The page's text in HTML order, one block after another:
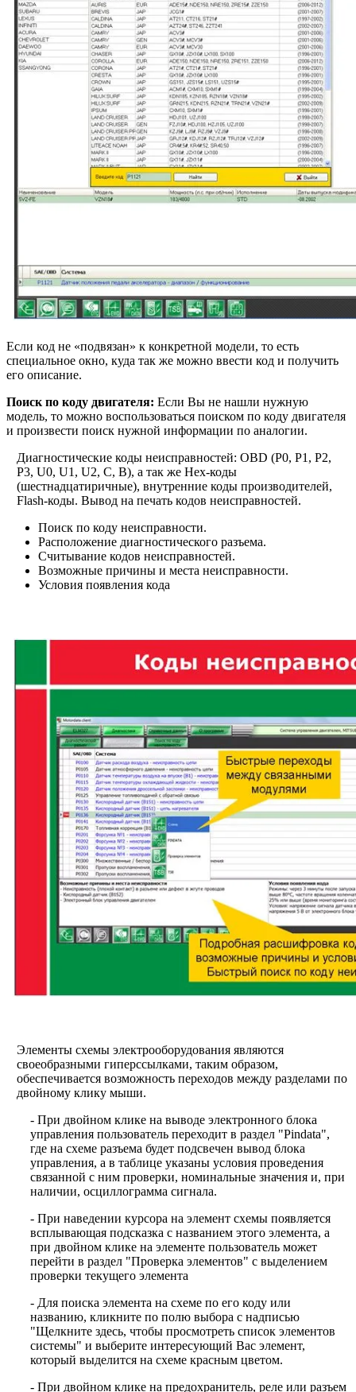
Если код не «подвязан» к конкретной модели, то есть
специальное окно, куда так же можно ввести код и получить
его описание.
Поиск по коду двигателя: Если Вы не нашли нужную
модель, то можно воспользоваться поиском по коду двигателя
и произвести поиск нужной информации по аналогии.
Диагностические коды неисправностей: OBD (P0, P1, P2,
P3, U0, U1, U2, C, B), а так же Hex-коды
(шестнадцатиричные), внутренние коды производителей,
Flash-коды. Вывод на печать кодов неисправностей.
Поиск по коду неисправности.
Расположение диагностического разъема.
Считывание кодов неисправностей.
Возможные причины и места неисправности.
Условия появления кода
Элементы схемы электрооборудования являются
своеобразными гиперссылками, таким образом,
обеспечивается возможность переходов между разделами по
двойному клику мыши.
- При двойном клике на выводе электронного блока
управления пользователь переходит в раздел "Pindata",
где на схеме разъема будет подсвечен вывод блока
управления, а в таблице указаны условия проведения
связанной с ним проверки, номинальные значения и, при
наличии, осциллограмма сигнала.
- При наведении курсора на элемент схемы появляется
всплывающая подсказка с названием этого элемента, а
при двойном клике на элементе пользователь может
перейти в раздел "Проверка элементов" с выделением
проверки текущего элемента
- Для поиска элемента на схеме по его коду или
названию, кликните по полю выбора с надписью
"Щелкните здесь, чтобы просмотреть список элементов
системы" и выберите интересующий Вас элемент,
который выделится на схеме красным цветом.
- При двойном клике на предохранитель, реле или разъем